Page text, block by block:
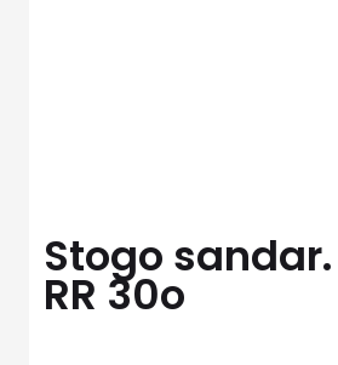
Stogo
RR 30o